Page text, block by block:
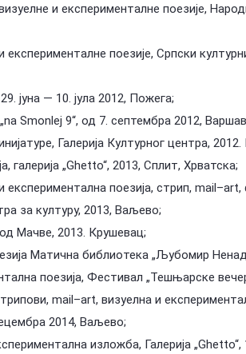
и експерименталне поезије,
експерименталне поезије, Српски
јуна — 10. јула 2012, Пожега;
Smonlej 9“, од 7. септембра 2012,
Галерија Културног центра,
галерија „Ghetto“, 2013, Сплит, Хрватска;
експериментална поезија, стрип,
за културу, 2013, Ваљево;
Мачве, 2013. Крушевац;
Матична библиотека „Љубомир
поезија, Фестивал „Тешњарске
mail–art, визуелна и
2014, Ваљево;
изложба, Галерија